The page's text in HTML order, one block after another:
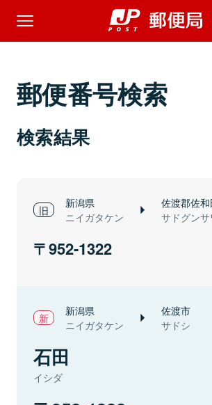
郵便番号検索
検索結果
新潟県
ニイガタケン
佐渡郡佐
サドグン
952-1322
新潟県
ニイガタケン
佐渡市
サドシ
石田
イシダ